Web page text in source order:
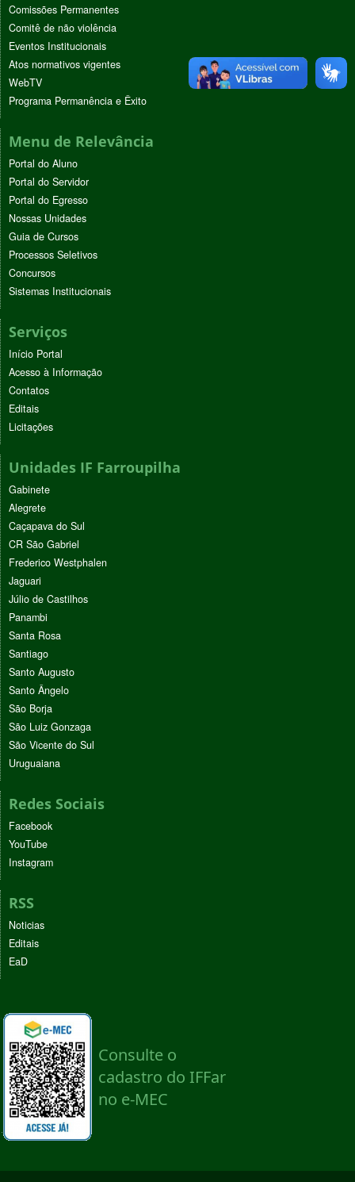
Comissões Permanentes
Comitê de não violência
Eventos Institucionais
Atos normativos vigentes
WebTV
Programa Permanência e Êxito
Menu de Relevância
Portal do Aluno
Portal do Servidor
Portal do Egresso
Nossas Unidades
Guia de Cursos
Processos Seletivos
Concursos
Sistemas Institucionais
Serviços
Início Portal
Acesso à Informação
Contatos
Editais
Licitações
Unidades IF Farroupilha
Gabinete
Alegrete
Caçapava do Sul
CR São Gabriel
Frederico Westphalen
Jaguari
Júlio de Castilhos
Panambi
Santa Rosa
Santiago
Santo Augusto
Santo Ângelo
São Borja
São Luiz Gonzaga
São Vicente do Sul
Uruguaiana
Redes Sociais
Facebook
YouTube
Instagram
RSS
Noticias
Editais
EaD